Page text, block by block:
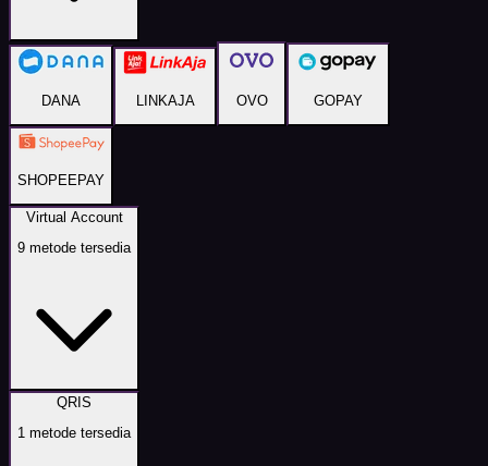
DANA LINKAJA OVO GOPAY
SHOPEEPAY
Virtual Account
9 metode tersedia
QRIS
1 metode tersedia